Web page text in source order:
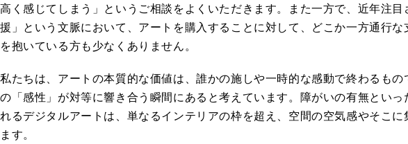
高く感じてしまう」というご相談をよくいただきます。また一方で、近年注
援」という文脈において、アートを購入することに対して、どこか一方通行
を抱いている方も少なくありません。
私たちは、アートの本質的な価値は、誰かの施しや一時的な感動で終わるも
の「感性」が対等に響き合う瞬間にあると考えています。障がいの有無とい
れるデジタルアートは、単なるインテリアの枠を超え、空間の空気感やそこ
ます。